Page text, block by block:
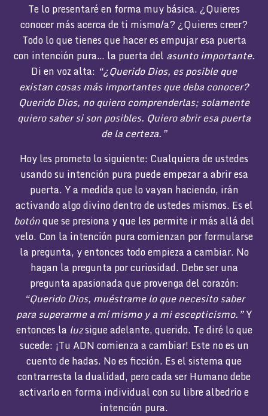
Te lo presentaré en forma muy básica. ¿Quieres
conocer más acerca de ti mismo/a? ¿Quieres creer?
Todo lo que tienes que hacer es empujar esa puerta
con intención pura… la puerta del asunto importante.
Di en voz alta: “¿Querido Dios, es posible que
existan cosas más importantes que deba conocer?
Querido Dios, no quiero comprenderlas; solamente
quiero saber si son posibles. Quiero abrir esa puerta
de la certeza.”
Hoy les prometo lo siguiente: Cualquiera de ustedes
usando su intención pura puede empezar a abrir esa
puerta. Y a medida que lo vayan haciendo, irán
activando algo divino dentro de ustedes mismos. Es el
botónque se presiona y que les permite ir más allá del
velo. Con la intención pura comienzan por formularse
la pregunta, y entonces todo empieza a cambiar. No
hagan la pregunta por curiosidad. Debe ser una
pregunta apasionada que provenga del corazón:
“Querido Dios, muéstrame lo que necesito saber
para superarme a mí mismo y a mi escepticismo.”Y
entonces la luzsigue adelante, querido. Te diré lo que
sucede: ¡Tu ADN comienza a cambiar! Este no es un
cuento de hadas. No es ficción. Es el sistema que
contrarresta la dualidad, pero cada ser Humano debe
activarlo en forma individual con su libre albedrío e
intención pura.